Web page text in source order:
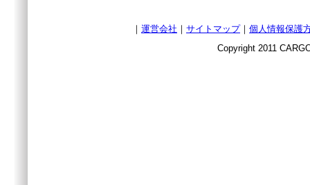
｜ 運営会社 ｜ サイトマップ｜ 個人情報保護
Copyright 2011